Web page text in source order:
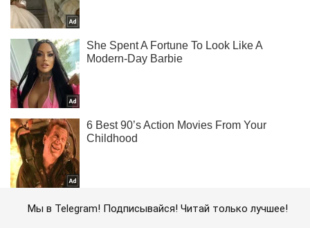
Мы в Telegram! Подписывайся! Читай только лучшее!